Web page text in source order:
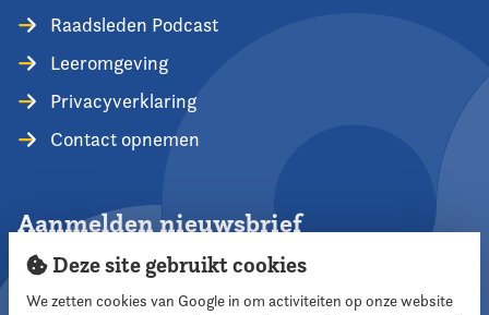
Raadsleden Podcast
Leeromgeving
Privacyverklaring
Contact opnemen
Aanmelden nieuwsbrief
Deze site gebruikt cookies
We zetten cookies van Google in om activiteiten op onze website